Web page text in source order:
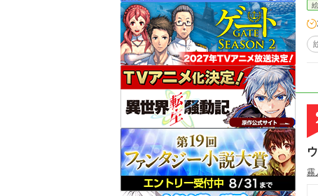
霧